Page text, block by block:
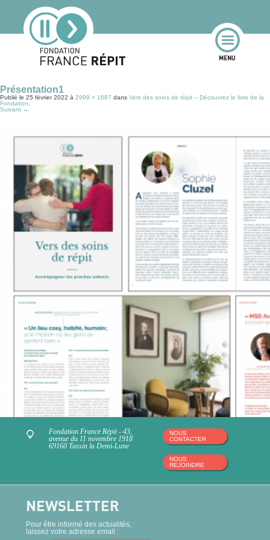
Présentation1
Publié le 25 février 2022 à 2999 × 1687 dans Vers des soins de répit – Découvrez le livre de la
Fondation
Suivant →
Fondation France Répit - 43,
avenue du 11 novembre 1918
69160 Tassin la Demi-Lune
NOUS
CONTACTER
NOUS
REJOINDRE
NEWSLETTER
Pour être informé des actualités,
laissez votre adresse email :